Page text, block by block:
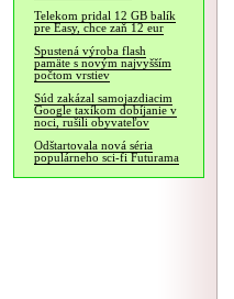
Telekom pridal 12 GB balík
pre Easy, chce zaň 12 eur
Spustená výroba flash
pamäte s novým najvyšším
počtom vrstiev
Súd zakázal samojazdiacim
Google taxíkom dobíjanie v
noci, rušili obyvateľov
Odštartovala nová séria
populárneho sci-fi Futurama